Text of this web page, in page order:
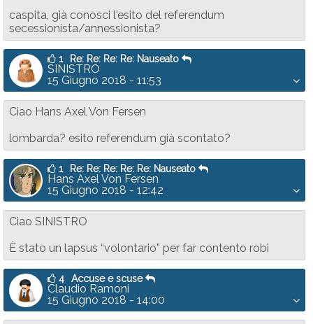
caspita, già conosci l'esito del referendum
secessionista/annessionista?
1 Re: Re: Re: Re: Nauseato
SINISTRO
15 Giugno 2018 - 11:53
Ciao Hans Axel Von Fersen
lombarda? esito referendum già scontato?
1 Re: Re: Re: Re: Re: Nauseato
Hans Axel Von Fersen
15 Giugno 2018 - 12:42
Ciao SINISTRO
È stato un lapsus “volontario” per far contento robi
4 Accuse e scuse
Claudio Ramoni
15 Giugno 2018 - 14:00